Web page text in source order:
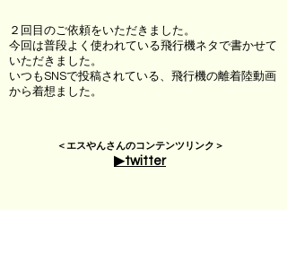
２回目のご依頼をいただきました。
今回は普段よく使われている飛行機ネタで書かせて
いただきました。
いつもSNSで投稿されている、飛行機の離着陸動画
から着想ました。
＜エスやんさんのコンテンツリンク＞
▶︎twitter